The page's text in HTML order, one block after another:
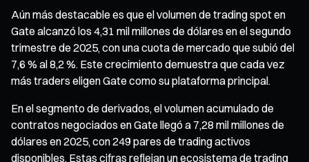
Aún más destacable es que el volumen de trading spot en
Gate alcanzó los 4,31 mil millones de dólares en el segundo
trimestre de 2025, con una cuota de mercado que subió del
7,6 % al 8,2 %. Este crecimiento demuestra que cada vez
más traders eligen Gate como su plataforma principal.
En el segmento de derivados, el volumen acumulado de
contratos negociados en Gate llegó a 7,28 mil millones de
dólares en 2025, con 249 pares de trading activos
disponibles. Estas cifras reflejan un ecosistema de trading